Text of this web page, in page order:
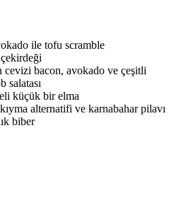
ile tofu scramble
cevizi bacon, avokado ve çeşitli
salatası
küçük bir elma
alternatifi ve karnabahar pilavı
biber